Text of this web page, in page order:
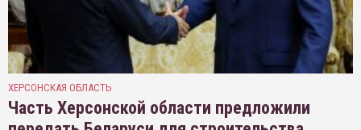
ХЕРСОНСКАЯ ОБЛАСТЬ
Часть Херсонской области предложили